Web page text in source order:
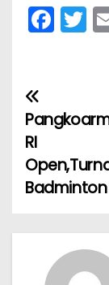
F
a
b
o
k
T
w
N
a
v
g
RI
Badminton